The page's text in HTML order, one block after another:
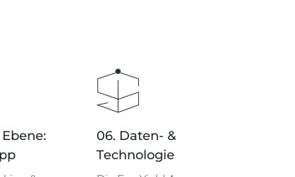
06. Daten- &
Technologie